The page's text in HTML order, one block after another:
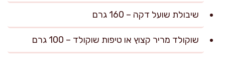
שיבולת שועל דקה – 160 גרם
שוקולד מריר קצוץ או טיפות שוקולד – 100 גרם